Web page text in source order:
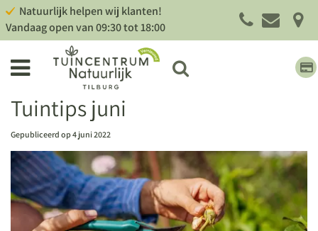
Natuurlijk helpen wij klanten!
Vandaag open van09:30tot18:00
Tuintips juni
Gepubliceerd op4 juni 2022